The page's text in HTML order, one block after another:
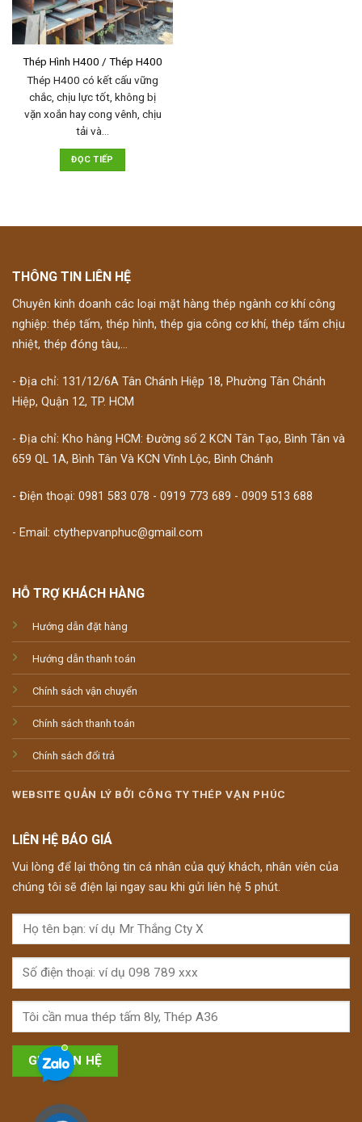
Thép Hình H400 / Thép H400
Thép H400 có kết cấu vững
chắc, chịu lực tốt, không bị
vặn xoắn hay cong vênh, chịu
tải và…
ĐỌC TIẾP
THÔNG TIN LIÊN HỆ
Chuyên kinh doanh các loại mặt hàng thép ngành cơ khí công
nghiệp: thép tấm, thép hình, thép gia công cơ khí, thép tấm chịu
nhiệt, thép đóng tàu,...
- Địa chỉ: 131/12/6A Tân Chánh Hiệp 18, Phường Tân Chánh
Hiệp, Quận 12, TP. HCM
- Địa chỉ: Kho hàng HCM: Đường số 2 KCN Tân Tạo, Bình Tân và
659 QL 1A, Bình Tân Và KCN Vĩnh Lộc, Bình Chánh
- Điện thoại: 0981 583 078 - 0919 773 689 - 0909 513 688
- Email: ctythepvanphuc@gmail.com
HỖ TRỢ KHÁCH HÀNG
Hướng dẫn đặt hàng
Hướng dẫn thanh toán
Chính sách vận chuyển
Chính sách thanh toán
Chính sách đổi trả
WEBSITE QUẢN LÝ BỞI CÔNG TY THÉP VẠN PHÚC
LIÊN HỆ BÁO GIÁ
Vui lòng để lại thông tin cá nhân của quý khách, nhân viên của
chúng tôi sẽ điện lại ngay sau khi gửi liên hệ 5 phút.